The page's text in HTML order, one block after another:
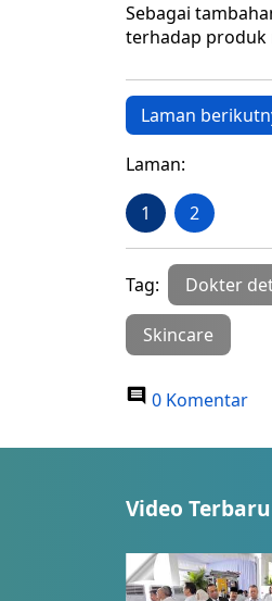
Sebagai
terhadap produk
Laman
Laman:
1 2
Tag: Dokter
Skincare
0 Komentar
Video Terbaru